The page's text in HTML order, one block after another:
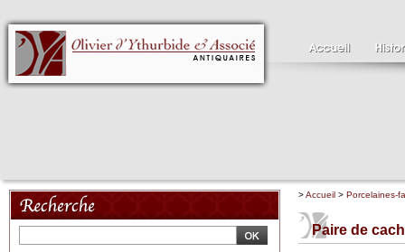
>Accueil > Porcelaines-
Paire de